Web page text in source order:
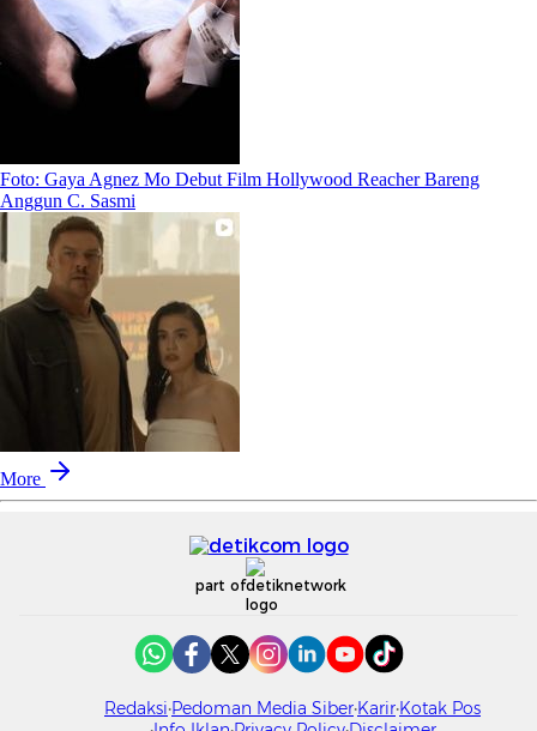
Foto: Gaya Agnez Mo Debut Film Hollywood Reacher Bareng
Anggun C. Sasmi
More
part of
Redaksi Pedoman Media Siber Karir Kotak Pos